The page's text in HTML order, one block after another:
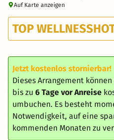
Auf Karte anzeigen
TOP
Jetzt kostenlos stornierbar!
Dieses Arrangement
bis zu 6 Tage vor Anreise
umbuchen. Es besteht
Notwendigkeit, auf eine
kommenden Monaten zu